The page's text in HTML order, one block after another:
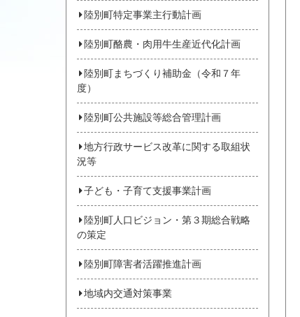
陸別町特定事業主行動計画
陸別町酪農・肉用牛生産近代化計画
陸別町まちづくり補助金（令和７年
度）
陸別町公共施設等総合管理計画
地方行政サービス改革に関する取組状
況等
子ども・子育て支援事業計画
陸別町人口ビジョン・第３期総合戦略
の策定
陸別町障害者活躍推進計画
地域内交通対策事業